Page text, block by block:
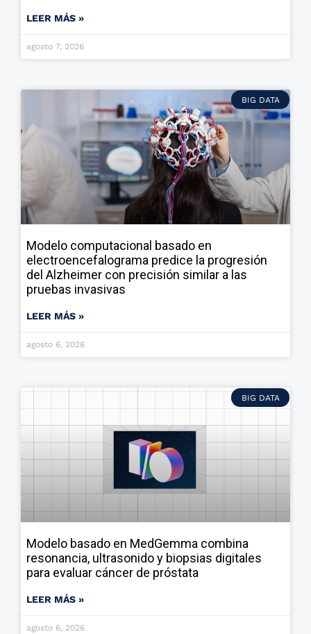
LEER MÁS »
agosto 7, 2026
BIG DATA
Modelo computacional basado en
electroencefalograma predice la progresión
del Alzheimer con precisión similar a las
pruebas invasivas
LEER MÁS »
agosto 6, 2026
BIG DATA
Modelo basado en MedGemma combina
resonancia, ultrasonido y biopsias digitales
para evaluar cáncer de próstata
LEER MÁS »
agosto 6, 2026